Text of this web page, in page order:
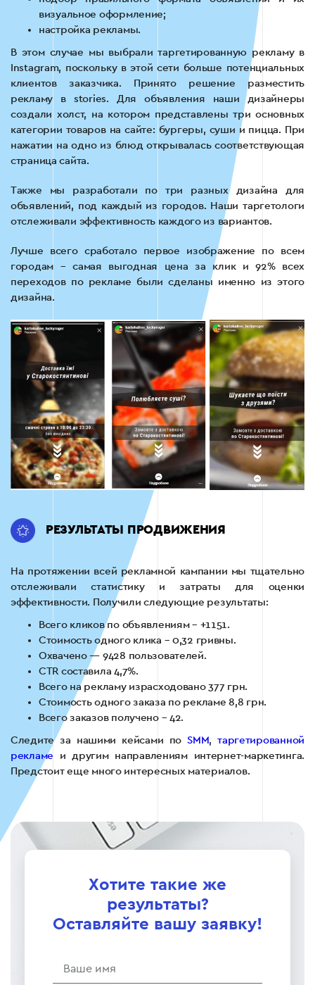
визуальное оформление;
настройка рекламы.
В этом случае мы выбрали таргетированную рекламу в
Instagram, поскольку в этой сети больше потенциальных
клиентов заказчика. Принято решение разместить
рекламу в stories. Для объявления наши дизайнеры
создали холст, на котором представлены три основных
категории товаров на сайте: бургеры, суши и пицца. При
нажатии на одно из блюд открывалась соответствующая
страница сайта.
Также мы разработали по три разных дизайна для
объявлений, под каждый из городов. Наши таргетологи
отслеживали эффективность каждого из вариантов.
Лучше всего сработало первое изображение по всем
городам – самая выгодная цена за клик и 92% всех
переходов по рекламе были сделаны именно из этого
дизайна.
РЕЗУЛЬТАТЫ ПРОДВИЖЕНИЯ
На протяжении всей рекламной кампании мы тщательно
отслеживали статистику и затраты для оценки
эффективности. Получили следующие результаты:
Всего кликов по объявлениям – +1151.
Стоимость одного клика – 0,32 гривны.
Охвачено — 9428 пользователей.
CTR составила 4,7%.
Всего на рекламу израсходовано 377 грн.
Стоимость одного заказа по рекламе 8,8 грн.
Всего заказов получено – 42.
Следите за нашими кейсами поSMM,таргетированной
рекламе и другим направлениям интернет-маркетинга.
Предстоит еще много интересных материалов.
Хотите такие же
результаты?
Оставляйте вашу заявку!